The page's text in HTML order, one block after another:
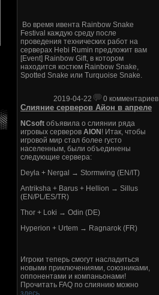
Во время ивента Rainbow Snake
Festival каждую среду после
проведения технических работ на
серверах Hebi Rumin предложит вам
[Event] Rainbow Gift, в котором
находится костюм Rainbow Snake,
Spotted Snake или Turquoise Snake.
2019-04-22 0 комментариев
Слияние серверов Айон в апреле
NCsoft объявила о слиянии ряда
игровых серверов AION ! Итак, чтобы
игровой мир стал более густо
населенным, были объединены
следующие сервера:
Deyla + Nergal → Stormwing (EN/IT)
Antriksha + Barus + Hellion → Sillus
(EN/PL/ES/TR)
Thor + Loki → Odin (DE)
Hyperion + Urtem → Ragnarok (FR)
Игроки теперь смогут насладиться
новыми приключениями, союзниками,
оппонентами и компаньонами!
Прочитать FAQ по слиянию можно